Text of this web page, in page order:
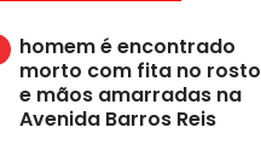
homem é encontrado
morto com fita no rosto
e mãos amarradas na
Avenida Barros Reis